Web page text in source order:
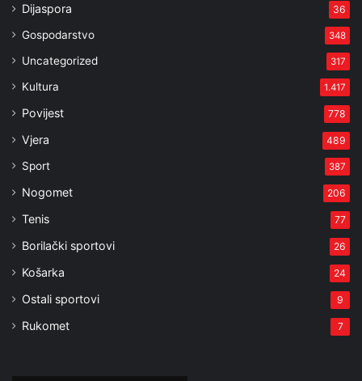
Dijaspora 36
Gospodarstvo 348
Uncategorized 317
Kultura 1.417
Povijest 778
Vjera 489
Sport 387
Nogomet 206
Tenis 77
Borilački sportovi 26
Košarka 24
Ostali sportovi 9
Rukomet 7